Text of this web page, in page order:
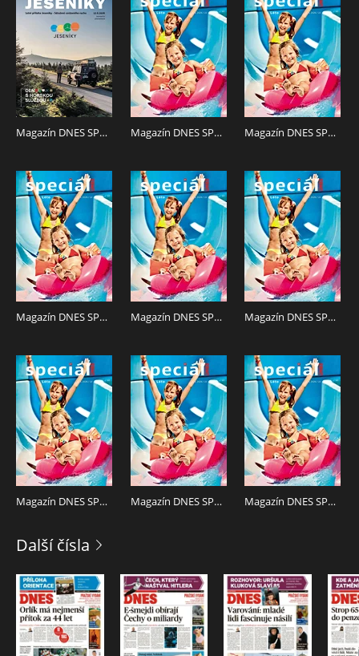
• Středa s inspirací pro váš domov a zahradu vDOMA DNES
• Čtvrtek s televizním programemMagazín DNES+TV
• Pátek se mohou čtenáři těšit na časopis
DNES Speciál
• Sobota se spoustou zajímavého čtení na volné dny ve
Víkend DNES a v Orientaci Lidových novin.
V RÁMCI NÁKUPU MÁTE K DISPOZICI 2 LIBOVOLNÁ
REGIONÁLNÍ VYDÁNÍ TOHOTO TITULU.
Magazín DNES SPECIÁL Brno a Jižní Morava - 12.6.2026 Magazín DNES SPECIÁL Jižní Čechy - 12.6.2026 Magazín DNES SPECIÁL Vysočina - 12.6.2026
Magazín DNES SPECIÁL Olomoucký - 12.6.2026 Magazín DNES SPECIÁL Pardubický - 12.6.2026 Magazín DNES SPECIÁL Praha - 12.6.2026
Magazín DNES SPECIÁL Západní Čechy - 12.6.2026 Magazín DNES SPECIÁL Střední Čechy - 12.6.2026 Magazín DNES SPECIÁL Severní Čechy - 12.6.2026
Další čísla